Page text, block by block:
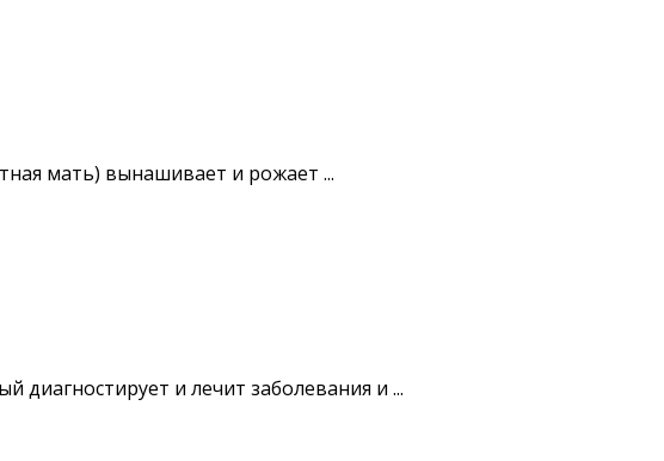
мать) вынашивает и рожает ...
и лечит заболевания и ...